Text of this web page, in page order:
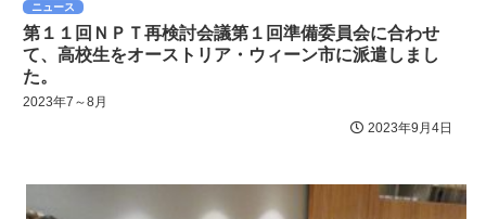
ニュース
第１１回ＮＰＴ再検討会議第１回準備委員会に合わせ
て、高校生をオーストリア・ウィーン市に派遣しまし
た。
2023年7～8月
2023年9月4日